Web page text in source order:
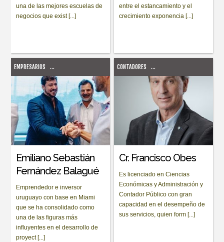
una de las mejores escuelas de
negocios que exist [...]
entre el estancamiento y el
crecimiento exponencia [...]
EMPRESARIOS ...
Emiliano Sebastián
Fernández Balagué
Emprendedor e inversor
uruguayo con base en Miami
que se ha consolidado como
una de las figuras más
influyentes en el desarrollo de
proyect [...]
CONTADORES ...
Cr. Francisco Obes
Es licenciado en Ciencias
Económicas y Administración y
Contador Público con gran
capacidad en el desempeño de
sus servicios, quien form [...]